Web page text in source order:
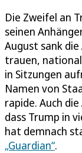
Die Zweifel an
seinen
August sank
trauen,
in Sitzungen
Namen von
rapide. Auch
dass Trump in
hat demnach
„Guardian“.